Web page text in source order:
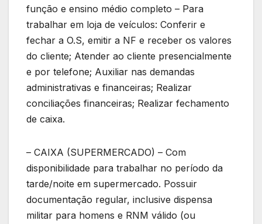
função e ensino médio completo – Para
trabalhar em loja de veículos: Conferir e
fechar a O.S, emitir a NF e receber os valores
do cliente; Atender ao cliente presencialmente
e por telefone; Auxiliar nas demandas
administrativas e financeiras; Realizar
conciliações financeiras; Realizar fechamento
de caixa.
– CAIXA (SUPERMERCADO) – Com
disponibilidade para trabalhar no período da
tarde/noite em supermercado. Possuir
documentação regular, inclusive dispensa
militar para homens e RNM válido (ou